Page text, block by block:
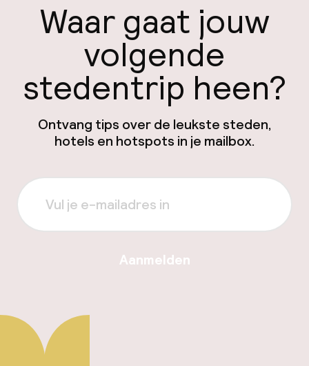
Waar gaat jouw
volgende
stedentrip heen?
Ontvang tips over de leukste steden,
hotels en hotspots in je mailbox.
Aanmelden